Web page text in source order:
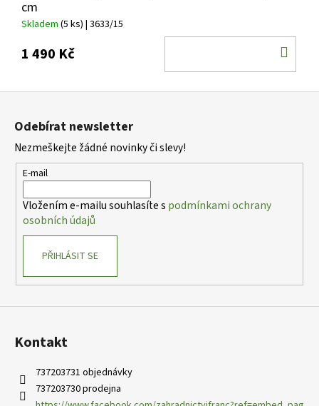
cm
Skladem (5 ks) | 3633/15
1 490 Kč
Z
Odebírat newsletter
Nezmeškejte žádné novinky či slevy!
E-mail
Vložením e-mailu souhlasíte s podmínkami ochrany
osobních údajů
PŘIHLÁSIT SE
Kontakt
737203731 objednávky
737203730 prodejna